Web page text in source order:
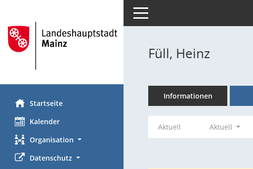
Startseite
Kalender
Organisation
Datenschutz
Toggle navigation
Füll, Heinz
Informationen
Aktuell Aktuell